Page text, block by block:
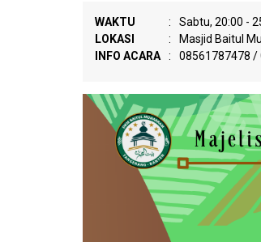
WAKTU :
Sabtu, 20:00 -
LOKASI
:
Masjid Baitul
INFO ACARA
: 08561787478 /